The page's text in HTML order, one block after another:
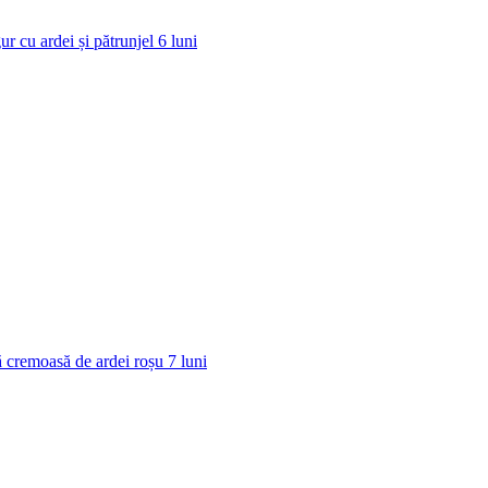
cu ardei și pătrunjel 6 luni
cremoasă de ardei roșu 7 luni